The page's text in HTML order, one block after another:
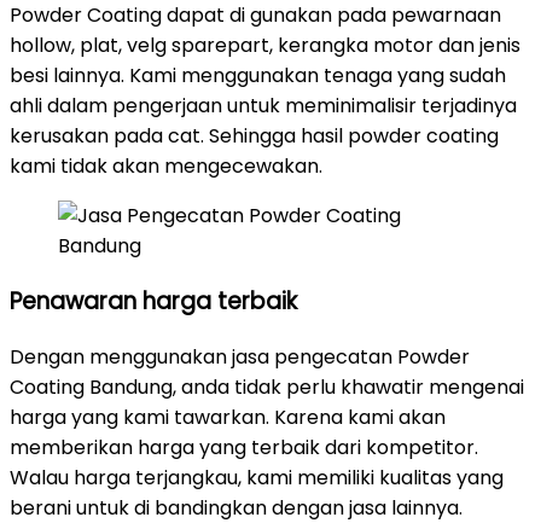
Powder Coating dapat di gunakan pada pewarnaan
hollow, plat, velg sparepart, kerangka motor dan jenis
besi lainnya. Kami menggunakan tenaga yang sudah
ahli dalam pengerjaan untuk meminimalisir terjadinya
kerusakan pada cat. Sehingga hasil powder coating
kami tidak akan mengecewakan.
Penawaran harga terbaik
Dengan menggunakan jasa pengecatan Powder
Coating Bandung, anda tidak perlu khawatir mengenai
harga yang kami tawarkan. Karena kami akan
memberikan harga yang terbaik dari kompetitor.
Walau harga terjangkau, kami memiliki kualitas yang
berani untuk di bandingkan dengan jasa lainnya.